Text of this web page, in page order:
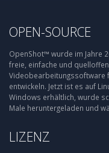
OPEN-SOURCE
OpenShot™ wurde im Jahre
freie, einfache und
Videobearbeitungssoftware
entwickeln. Jetzt ist es auf
Windows erhältlich, wurde
Male heruntergeladen und
LIZENZ